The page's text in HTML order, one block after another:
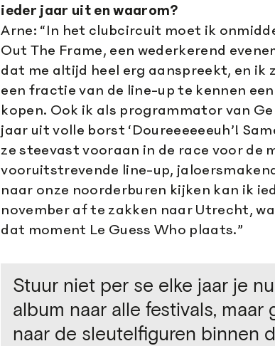
ieder jaar uit en waarom?
Arne: “In het clubcircuit moet ik
Out The Frame, een wederkerend
dat me altijd heel erg aanspreekt, en ik
een fractie van de line-up te kennen
kopen. Ook ik als programmator van
jaar uit volle borst ‘Doureeeeeeuh’!
ze steevast vooraan in de race voor de
vooruitstrevende line-up,
naar onze noorderburen kijken kan ik
november af te zakken naar Utrecht,
dat moment Le Guess Who plaats.”
Stuur niet per se elke jaar je
album naar alle festivals, maar
naar de sleutelfiguren binnen